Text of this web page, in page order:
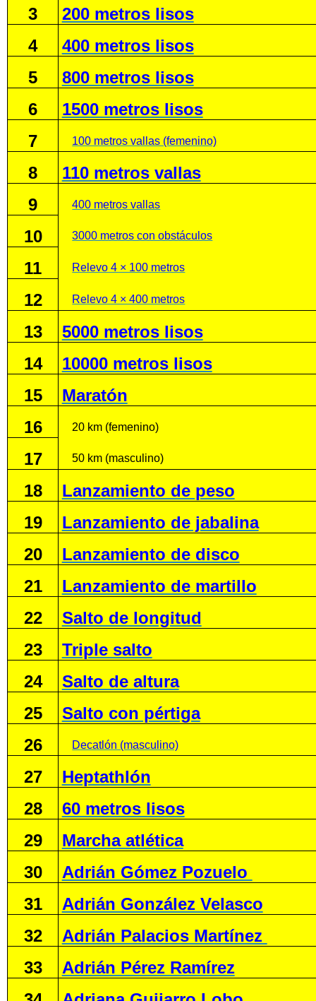
3
200 metros lisos
4
400 metros lisos
5
800 metros lisos
6
1500 metros lisos
7
100 metros vallas (femenino)
8
110 metros vallas
9
400 metros vallas
10 3000 metros con obstáculos
11 Relevo 4 × 100 metros
12 Relevo 4 × 400 metros
13
5000 metros lisos
14
10000 metros lisos
15
Maratón
16
20 km (femenino)
17 50 km (masculino)
18
Lanzamiento de peso
19
Lanzamiento de jabalina
20
Lanzamiento de disco
21
Lanzamiento de martillo
22
Salto de longitud
23
Triple salto
24
Salto de altura
25
Salto con pértiga
26
Decatlón (masculino)
27
Heptathlón
28
60 metros lisos
29
Marcha atlética
30
Adrián Gómez Pozuelo
31
Adrián González Velasco
32
Adrián Palacios Martínez
33
Adrián Pérez Ramírez